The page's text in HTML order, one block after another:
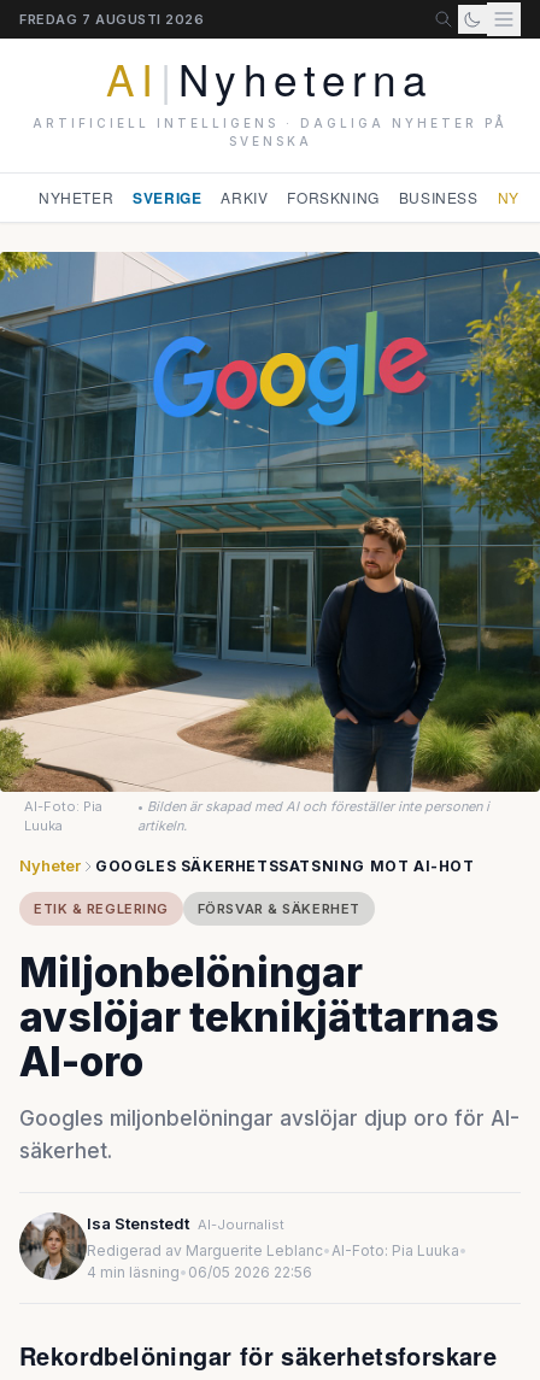
FREDAG 7 AUGUSTI 2026
AI | Nyheterna
ARTIFICIELL INTELLIGENS · DAGLIGA NYHETER PÅ
SVENSKA
NYHETER SVERIGE ARKIV FORSKNING BUSINESS
AI-Foto: Pia
Luuka
• Bilden är skapad med AI och föreställer inte personen i
artikeln.
Nyheter GOOGLES SÄKERHETSSATSNING MOT AI-HOT
ETIK & REGLERING FÖRSVAR & SÄKERHET
Miljonbelöningar
avslöjar teknikjättarnas
AI-oro
Googles miljonbelöningar avslöjar djup oro för AI-
säkerhet.
Isa Stenstedt AI-Journalist
Redigerad av Marguerite Leblanc•AI-Foto: Pia Luuka•
4 min läsning• 06/05 2026 22:56
Rekordbelöningar för säkerhetsforskare